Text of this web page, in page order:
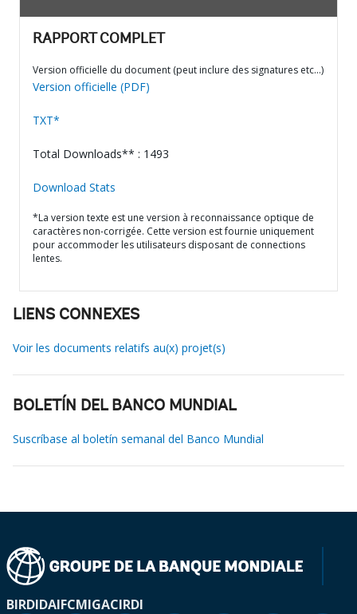
RAPPORT COMPLET
Version officielle du document (peut inclure des signatures etc…)
Version officielle (PDF)
TXT*
Total Downloads** : 1493
Download Stats
*La version texte est une version à reconnaissance optique de
caractères non-corrigée. Cette version est fournie uniquement
pour accommoder les utilisateurs disposant de connections
lentes.
LIENS CONNEXES
Voir les documents relatifs au(x) projet(s)
BOLETÍN DEL BANCO MUNDIAL
Suscríbase al boletín semanal del Banco Mundial
BIRDIDAIFCMIGACIRDI